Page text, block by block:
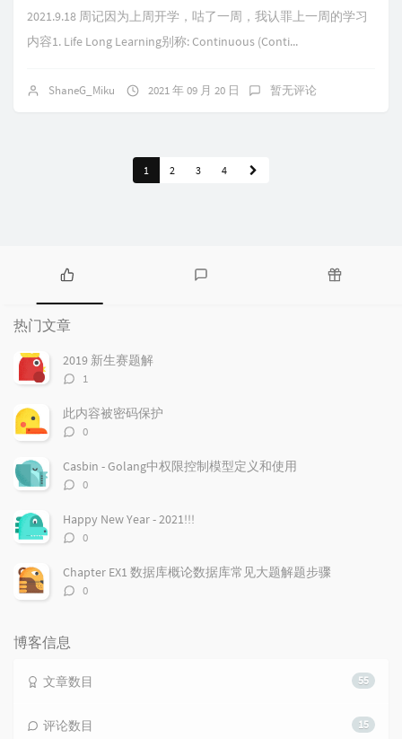
2021.9.18 周记因为上周开学，咕了一周，我认罪上一周的学习
内容1. Life Long Learning别称: Continuous (Conti...
ShaneG_Miku 2021 年 09 月 20 日 暂无评论
1 2 3 4
热
门
文
章
热门文章
2019 新生赛题解
评
数：
1
此内容被密码保护
评
数：
0
Casbin - Golang中权限控制模型定义和使用
评
数：
0
Happy New Year - 2021!!!
评
数：
0
Chapter EX1 数据库概论数据库常见大题解题步骤
评
0
博客信息
55
文章数目
15
评论数目